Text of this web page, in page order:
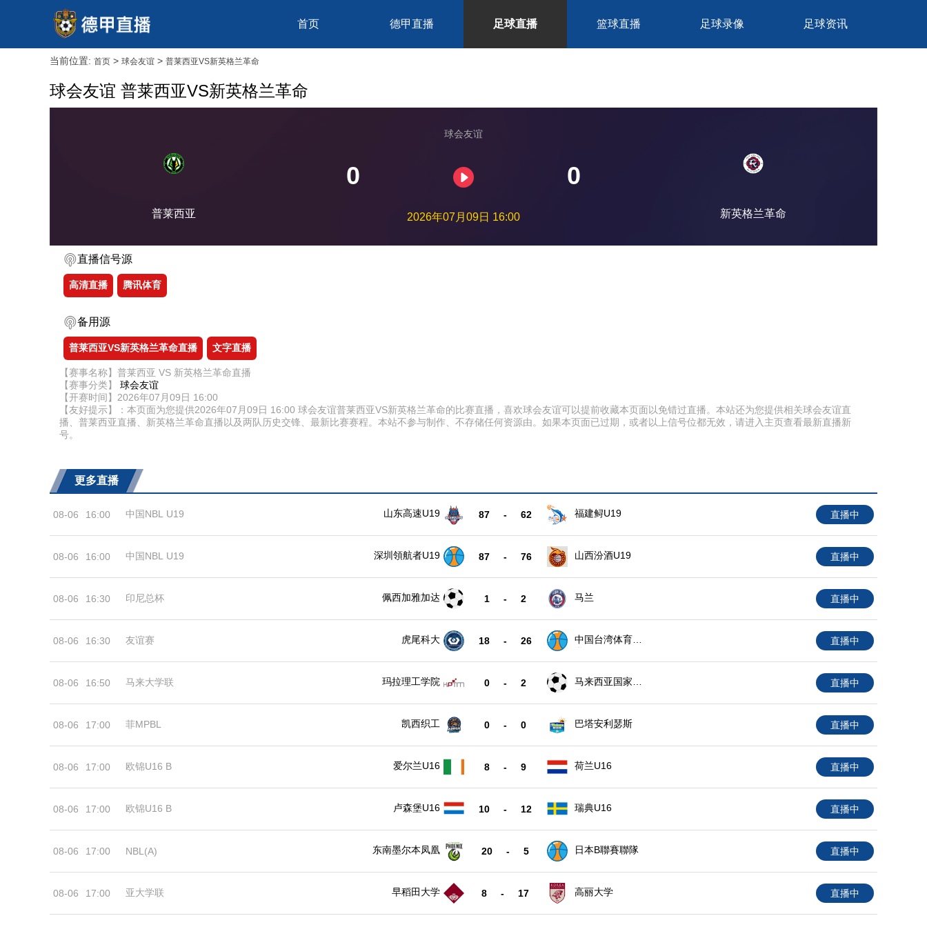
首页 德甲直播 足球直播 篮球直播 足球录像 足球资讯
当前位置: 首页 > 球会友谊 > 普莱西亚VS新英格兰革命
球会友谊 普莱西亚VS新英格兰革命
普莱西亚
球会友谊
0 0
2026年07月09日 16:00 新英格兰革命
直播信号源
高清直播 腾讯体育
备用源
普莱西亚VS新英格兰革命直播 文字直播
【赛事名称】普莱西亚 VS 新英格兰革命直播
【赛事分类】 球会友谊
【开赛时间】2026年07月09日 16:00
【友好提示】：本页面为您提供2026年07月09日 16:00 球会友谊普莱西亚VS新英格兰革命的比赛直播，喜欢球会友谊可以提前收藏本页面以免错过直播。本站还为您提供相关球会友谊直
播、普莱西亚直播、新英格兰革命直播以及两队历史交锋、最新比赛赛程。本站不参与制作、不存储任何资源由。如果本页面已过期，或者以上信号位都无效，请进入主页查看最新直播新
号。
更多直播
08-06 16:00 中国NBL U19 山东高速U19 87 - 62 福建鲟U19 直播中
08-06 16:00 中国NBL U19 深圳領航者U19 87 - 76 山西汾酒U19 直播中
08-06 16:30 印尼总杯 佩西加雅加达 1 - 2 马兰 直播中
08-06 16:30 友谊赛 虎尾科大 18 - 26
中国台湾体育大
直播中
08-06 16:50 马来大学联 玛拉理工学院 0 - 2
马来西亚国家大
直播中
08-06 17:00 菲MPBL 凯西织工 0 - 0 巴塔安利瑟斯 直播中
08-06 17:00 欧锦U16 B 爱尔兰U16 8 - 9 荷兰U16 直播中
08-06 17:00 欧锦U16 B 卢森堡U16 10 - 12 瑞典U16 直播中
08-06 17:00 NBL(A) 东南墨尔本凤凰 20 - 5 日本B聯賽聯隊 直播中
08-06 17:00 亚大学联 早稻田大学 8 - 17 高丽大学 直播中